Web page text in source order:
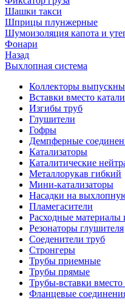
Шашки такси
Шприцы плунжерные
Шумоизоляция капота и
Фонари
Назад
Выхлопная система
Коллекторы
Вставки вместо
Изгибы труб
Глушители
Гофры
Демпферные
Катализаторы
Каталитические
Металлорукав гибкий
Мини-катализаторы
Насадки на
Пламегасители
Расходные
Резонаторы глушителя
Соеденители труб
Стронгеры
Трубы приемные
Трубы прямые
Трубы-вставки вместо
Фланцевые